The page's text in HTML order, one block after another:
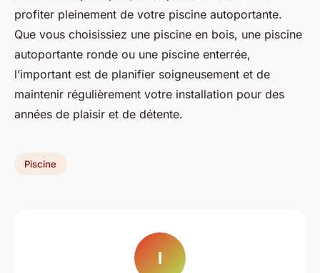
profiter pleinement de votre piscine autoportante.
Que vous choisissiez une piscine en bois, une piscine
autoportante ronde ou une piscine enterrée,
l’important est de planifier soigneusement et de
maintenir régulièrement votre installation pour des
années de plaisir et de détente.
Piscine
I